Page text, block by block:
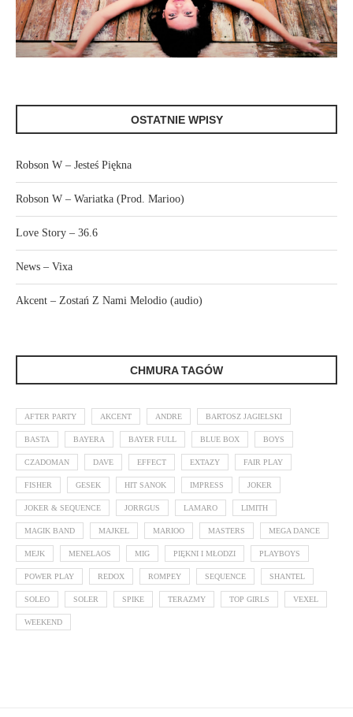
OSTATNIE WPISY
Robson W – Jesteś Piękna
Robson W – Wariatka (Prod. Marioo)
Love Story – 36.6
News – Vixa
Akcent – Zostań Z Nami Melodio (audio)
CHMURA TAGÓW
AFTER PARTY AKCENT ANDRE BARTOSZ JAGIELSKI
BASTA BAYERA BAYER FULL BLUE BOX BOYS
CZADOMAN DAVE EFFECT EXTAZY FAIR PLAY
FISHER GESEK HIT SANOK IMPRESS JOKER
JOKER & SEQUENCE JORRGUS LAMARO LIMITH
MAGIK BAND MAJKEL MARIOO MASTERS MEGA DANCE
MEJK MENELAOS MIG PIĘKNI I MŁODZI PLAYBOYS
POWER PLAY REDOX ROMPEY SEQUENCE SHANTEL
SOLEO SOLER SPIKE TERAZMY TOP GIRLS VEXEL
WEEKEND